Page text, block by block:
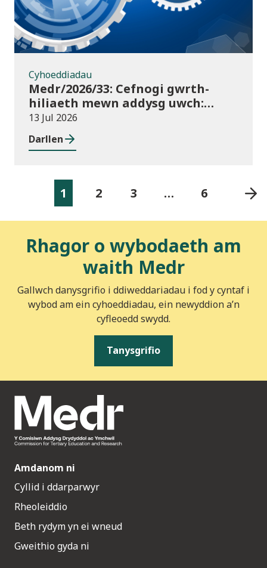
Cyhoeddiadau
Medr/2026/33: Cefnogi gwrth-
hiliaeth mewn addysg uwch:
canllawiau a dyraniadau 2026/27
13 Jul 2026
Darllen
1 2 3 … 6
Rhagor o wybodaeth am
waith Medr
Gallwch danysgrifio i ddiweddariadau i fod y cyntaf i
wybod am ein cyhoeddiadau, ein newyddion a’n
cyfleoedd swydd.
Tanysgrifio
Amdanom ni
Cyllid i ddarparwyr
Rheoleiddio
Beth rydym yn ei wneud
Gweithio gyda ni